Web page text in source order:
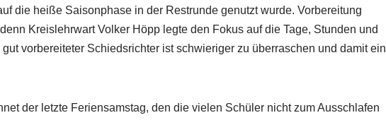
die heiße Saisonphase in der Restrunde genutzt wurde. Vorbereitung
Kreislehrwart Volker Höpp legte den Fokus auf die Tage, Stunden und
vorbereiteter Schiedsrichter ist schwieriger zu überraschen und damit ein
der letzte Feriensamstag, den die vielen Schüler nicht zum Ausschlafen